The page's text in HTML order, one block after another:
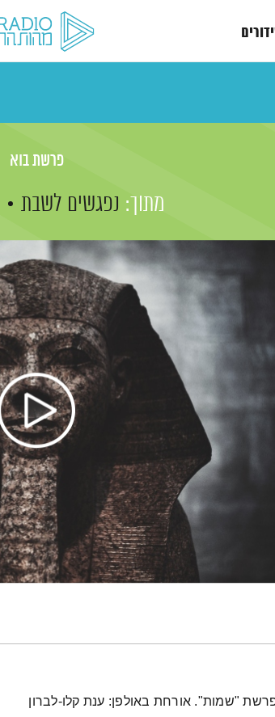
פרשת בוא
מתוך: נפגשים לשבת
"שמות". אורחת באולפן: ענת קלו-לברון